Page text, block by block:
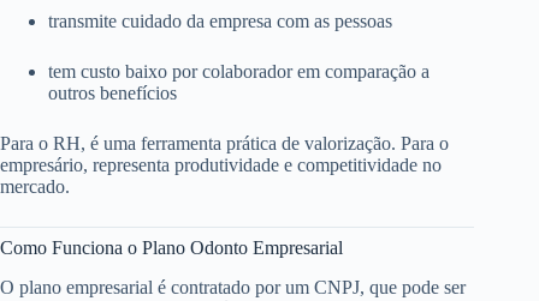
transmite cuidado da empresa com as pessoas
tem custo baixo por colaborador em comparação a
outros benefícios
Para o RH, é uma ferramenta prática de valorização. Para o
empresário, representa produtividade e competitividade no
mercado.
Como Funciona o Plano Odonto Empresarial
O plano empresarial é contratado por um CNPJ, que pode ser